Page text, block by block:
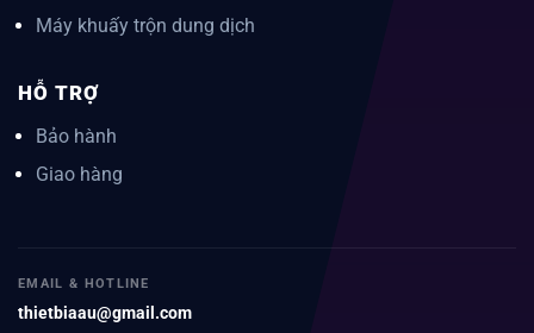
Máy khuấy trộn dung dịch
HỖ TRỢ
Bảo hành
Giao hàng
EMAIL & HOTLINE
thietbiaau@gmail.com